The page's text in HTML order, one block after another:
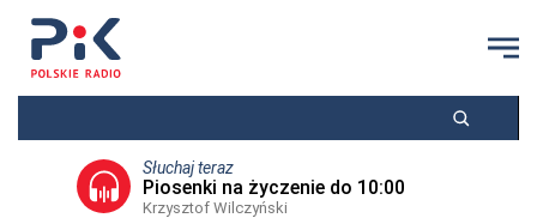
Słuchaj teraz
Piosenki na życzenie do 10:00
Krzysztof Wilczyński